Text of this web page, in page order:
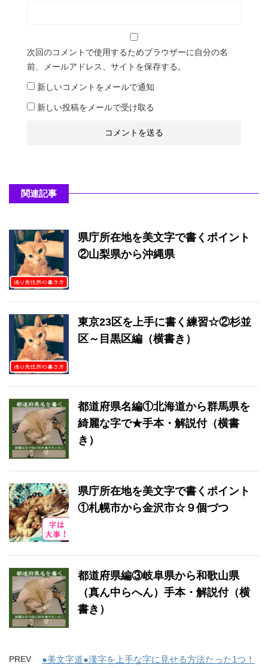
次回のコメントで使用するためブラウザーに自分の名
前、メールアドレス、サイトを保存する。
新しいコメントをメールで通知
新しい投稿をメールで受け取る
関連記事
県庁所在地を美文字で書くポイント
②山梨県から沖縄県
東京23区を上手に書く練習☆②杉並
区～目黒区編（横書き）
都道府県名編①北海道から群馬県を
綺麗な字で★手本・解説付（横書
き）
県庁所在地を美文字で書くポイント
①札幌市から金沢市☆９個づつ
都道府県編③岐阜県から和歌山県
（真ん中らへん）手本・解説付（横
書き）
PREV
●美文字道●漢字を上手な字に見せる方法たった1つ！